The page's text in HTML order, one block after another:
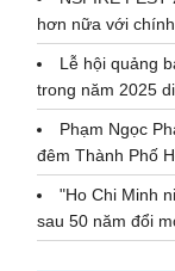
hơn nữa với
Lễ hội quảng
trong năm 2025
Phạm Ngọc
đêm Thành Phố
"Ho Chi Minh
sau 50 năm đổi